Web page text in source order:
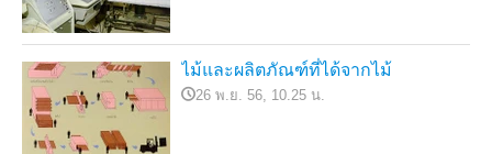
ไม้และผลิตภัณฑ์ที่ได้จากไม้
26 พ.ย. 56, 10.25 น.